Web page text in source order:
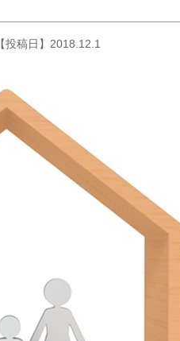
【投稿日】2018.12.1